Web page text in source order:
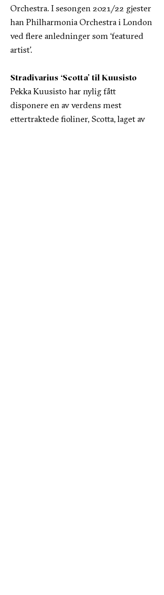
Orchestra. I sesongen 2021/22 gjester
han Philharmonia Orchestra i London
ved flere anledninger som ‘featured
artist’.
Stradivarius ‘Scotta’ til Kuusisto
Pekka Kuusisto har nylig fått
disponere en av verdens mest
ettertraktede fioliner, Scotta, laget av